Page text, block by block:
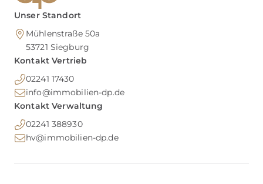
Unser Standort
Mühlenstraße 50a
53721 Siegburg
Kontakt Vertrieb
02241 17430
info@immobilien-dp.de
Kontakt Verwaltung
02241 388930
hv@immobilien-dp.de